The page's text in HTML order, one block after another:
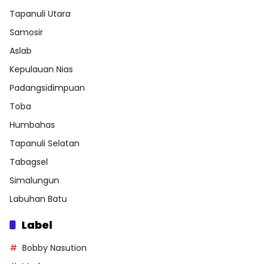
Tapanuli Utara
Samosir
Aslab
Kepulauan Nias
Padangsidimpuan
Toba
Humbahas
Tapanuli Selatan
Tabagsel
Simalungun
Labuhan Batu
Label
Bobby Nasution